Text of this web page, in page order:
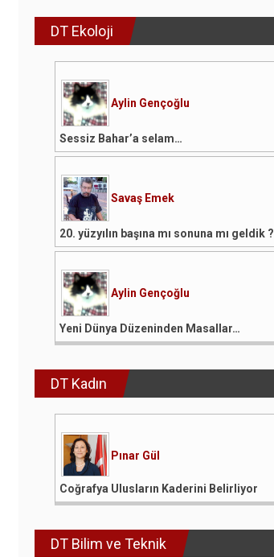
DT Ekoloji
Aylin Gençoğlu
Sessiz Bahar’a selam…
Savaş Emek
20. yüzyılın başına mı sonuna mı geldik ?
Aylin Gençoğlu
Yeni Dünya Düzeninden Masallar…
DT Kadın
Pınar Gül
Coğrafya Ulusların Kaderini Belirliyor
DT Bilim ve Teknik